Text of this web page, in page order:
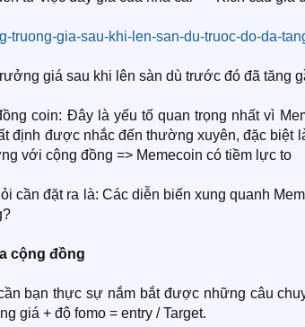
giá sau khi lên sàn dù trước đó đã tăng
coin: Đây là yếu tố quan trọng nhất vì
định được nhắc đến thường xuyên, đặc
với cộng đồng => Memecoin có tiềm lực to
cần đặt ra là: Các diễn biến xung quanh
cộng đồng​
bạn thực sự nắm bắt được những câu
giá + độ fomo = entry / Target.